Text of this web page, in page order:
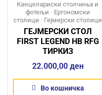
Канцелариски столчиња и
фотељи • Ергономски
столици • Гејмерски столици
ГЕЈМЕРСКИ СТОЛ
FIRST LEGEND HB RFG
ТИРКИЗ
22.000,00 ден
Во кошничка